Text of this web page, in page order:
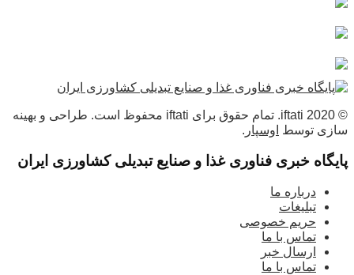
© 2020 iftati. تمام حقوق برای iftati محفوظ است. طراحی و بهینه
سازی توسط اوسپار .
پایگاه خبری فناوری غذا و صنایع تبدیلی کشاورزی ایران
درباره ما
تبلیغات
حریم خصوصی
تماس با ما
ارسال خبر
تماس با ما